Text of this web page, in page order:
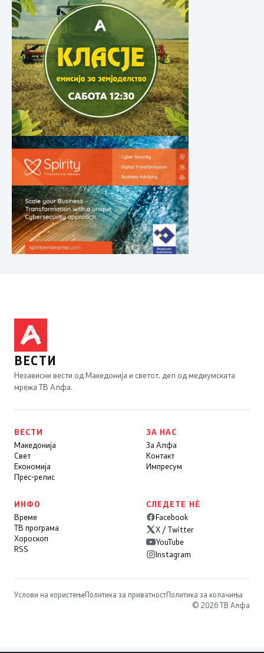
ВЕСТИ
Независни вести од Македонија и светот, дел од медиумската
мрежа ТВ Алфа.
ВЕСТИ
Македонија
Свет
Економија
Прес-релис
ЗА НАС
За Алфа
Контакт
Импресум
ИНФО
Време
ТВ програма
Хороскоп
RSS
СЛЕДЕТЕ НÉ
Facebook
X / Twitter
YouTube
Instagram
Услови на користењеПолитика за приватностПолитика за колачиња
© 2026 ТВ Алфа